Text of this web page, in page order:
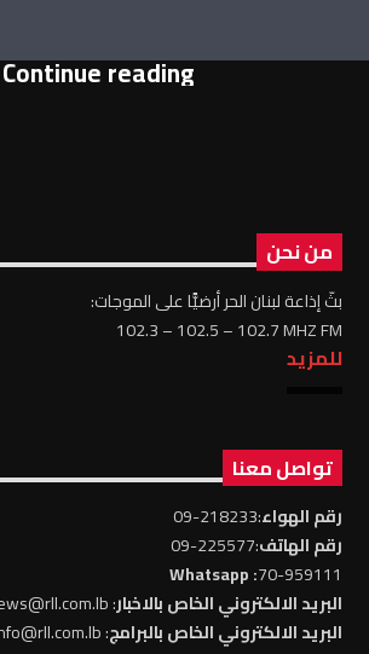
Continue reading
من نحن
بثّ إذاعة لبنان الحر أرضيًّا على الموجات:
102.3 – 102.5 – 102.7 MHZ FM
للمزيد
تواصل معنا
رقم الهواء:218233-09
رقم الهاتف:225577-09
70-959111
: Whatsapp
البريد الالكتروني الخاص بالاخبار: news@rll.com.lb
البريد الالكتروني الخاص بالبرامج: info@rll.com.lb